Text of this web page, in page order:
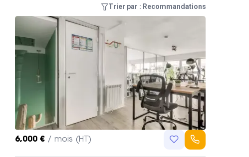
Trier par : Recommandations
6,000 € / mois (HT)